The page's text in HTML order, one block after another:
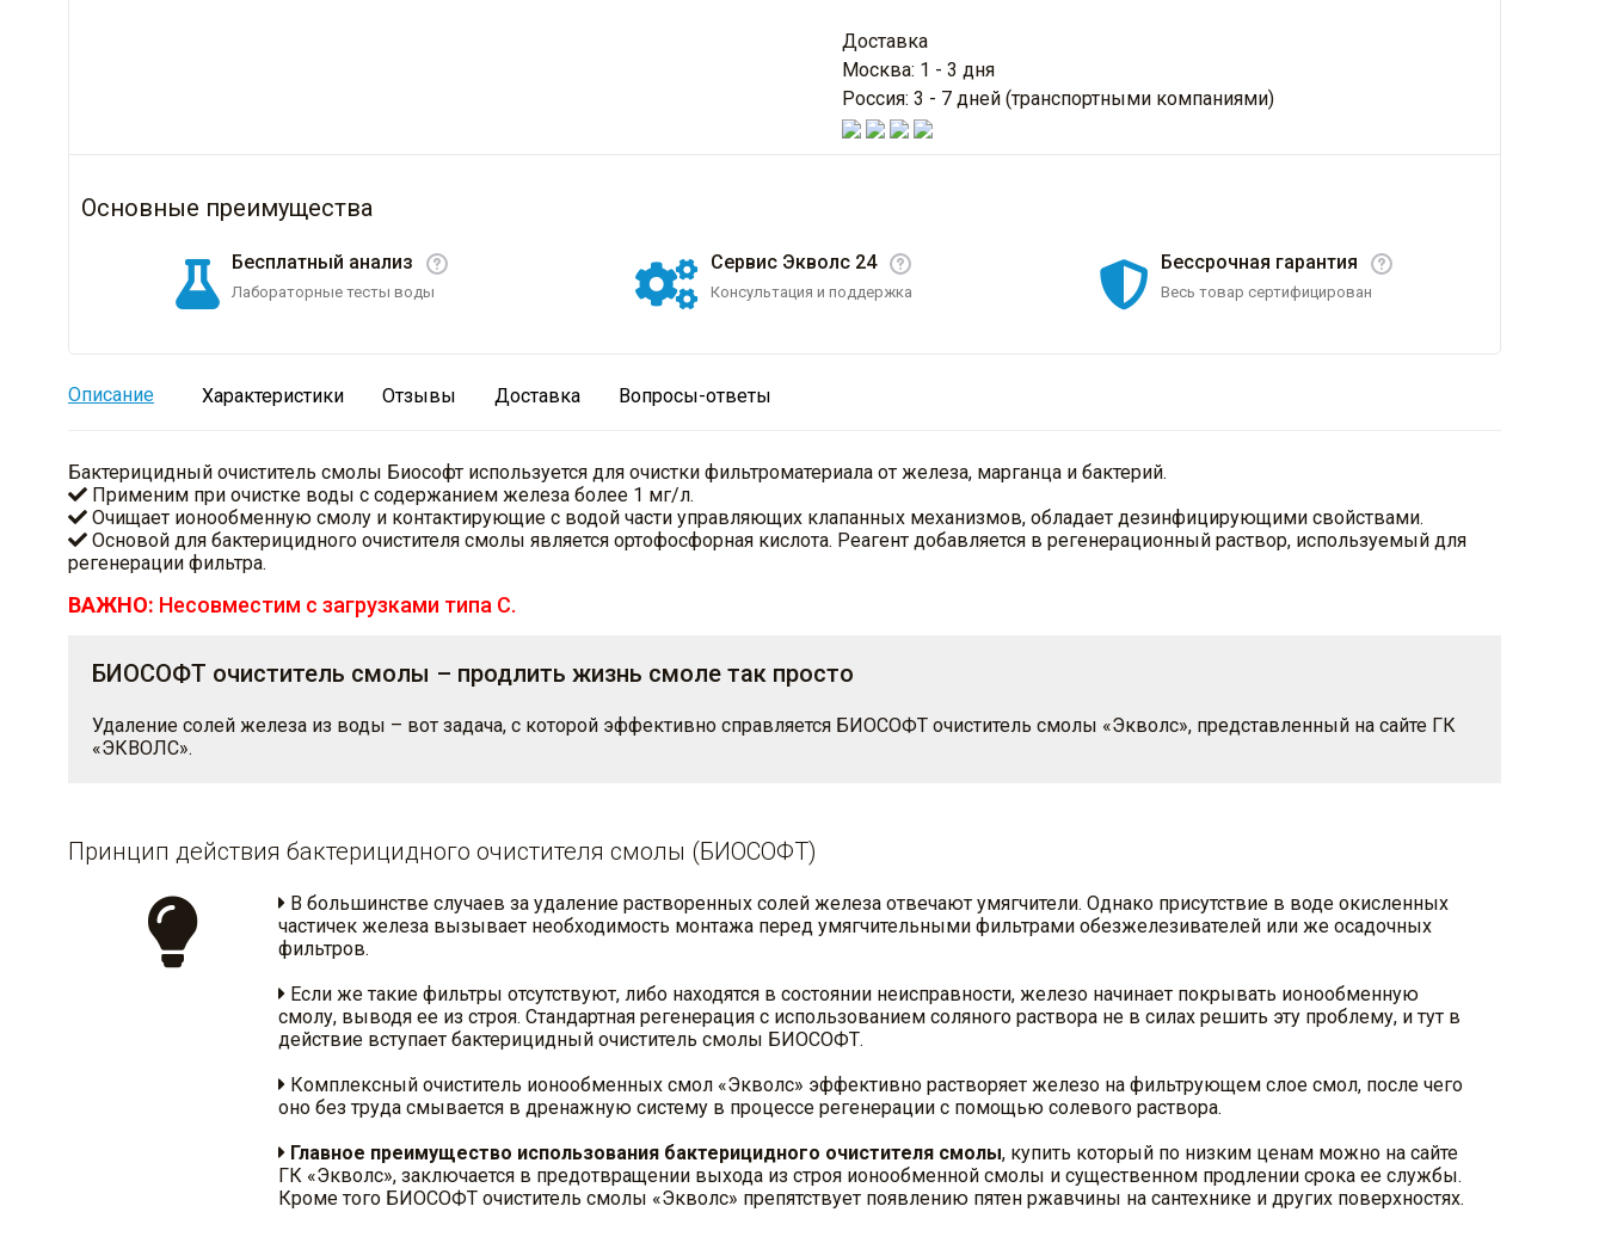
Доставка
Москва: 1 - 3 дня
Россия: 3 - 7 дней (транспортными компаниями)
Основные преимущества
Бесплатный анализ
Лабораторные тесты воды
Сервис Экволс 24
Консультация и поддержка
Бессрочная гарантия
Весь товар сертифицирован
Описание Характеристики Отзывы Доставка Вопросы-ответы
Бактерицидный очиститель смолы Биософт используется для очистки фильтроматериала от железа, марганца и бактерий.
Применим при очистке воды с содержанием железа более 1 мг/л.
Очищает ионообменную смолу и контактирующие с водой части управляющих клапанных механизмов, обладает дезинфицирующими свойствами.
Основой для бактерицидного очистителя смолы является ортофосфорная кислота. Реагент добавляется в регенерационный раствор, используемый для
регенерации фильтра.
ВАЖНО: Несовместим с загрузками типа C.
БИОСОФТ очиститель смолы – продлить жизнь смоле так просто
Удаление солей железа из воды – вот задача, с которой эффективно справляется БИОСОФТ очиститель смолы «Экволс», представленный на сайте ГК
«ЭКВОЛС».
Принцип действия бактерицидного очистителя смолы (БИОСОФТ)
В большинстве случаев за удаление растворенных солей железа отвечают умягчители. Однако присутствие в воде окисленных
частичек железа вызывает необходимость монтажа перед умягчительными фильтрами обезжелезивателей или же осадочных
фильтров.
Если же такие фильтры отсутствуют, либо находятся в состоянии неисправности, железо начинает покрывать ионообменную
смолу, выводя ее из строя. Стандартная регенерация с использованием соляного раствора не в силах решить эту проблему, и тут в
действие вступает бактерицидный очиститель смолы БИОСОФТ.
Комплексный очиститель ионообменных смол «Экволс» эффективно растворяет железо на фильтрующем слое смол, после чего
оно без труда смывается в дренажную систему в процессе регенерации с помощью солевого раствора.
Главное преимущество использования бактерицидного очистителя смолы, купить который по низким ценам можно на сайте
ГК «Экволс», заключается в предотвращении выхода из строя ионообменной смолы и существенном продлении срока ее службы.
Кроме того БИОСОФТ очиститель смолы «Экволс» препятствует появлению пятен ржавчины на сантехнике и других поверхностях.